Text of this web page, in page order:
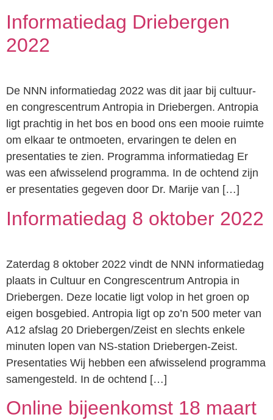
Informatiedag Driebergen
2022
De NNN informatiedag 2022 was dit jaar bij cultuur-
en congrescentrum Antropia in Driebergen. Antropia
ligt prachtig in het bos en bood ons een mooie ruimte
om elkaar te ontmoeten, ervaringen te delen en
presentaties te zien. Programma informatiedag Er
was een afwisselend programma. In de ochtend zijn
er presentaties gegeven door Dr. Marije van […]
Informatiedag 8 oktober 2022
Zaterdag 8 oktober 2022 vindt de NNN informatiedag
plaats in Cultuur en Congrescentrum Antropia in
Driebergen. Deze locatie ligt volop in het groen op
eigen bosgebied. Antropia ligt op zo’n 500 meter van
A12 afslag 20 Driebergen/Zeist en slechts enkele
minuten lopen van NS-station Driebergen-Zeist.
Presentaties Wij hebben een afwisselend programma
samengesteld. In de ochtend […]
Online bijeenkomst 18 maart